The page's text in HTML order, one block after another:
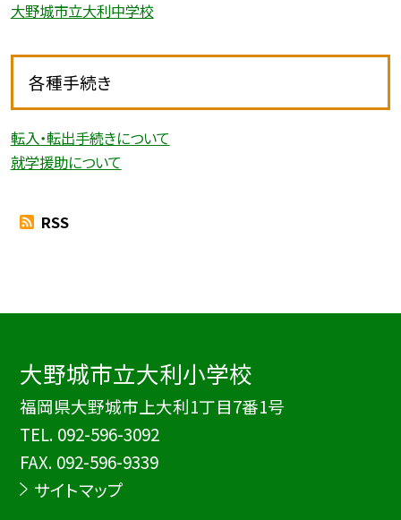
大野城市立大利中学校
各種手続き
転入・転出手続きについて
就学援助について
RSS
大野城市立大利小学校
福岡県大野城市上大利1丁目7番1号
TEL. 092-596-3092
FAX. 092-596-9339
サイトマップ